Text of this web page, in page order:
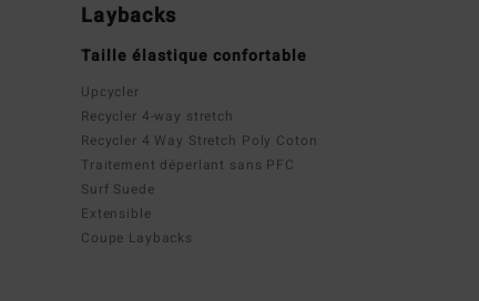
Laybacks
Taille élastique confortable
Upcycler
Recycler 4-way stretch
Recycler 4 Way Stretch Poly Coton
Traitement déperlant sans PFC
Surf Suede
Extensible
Coupe Laybacks